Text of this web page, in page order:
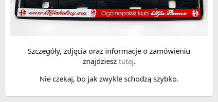
Szczegóły, zdjęcia oraz informacje o zamówieniu
znajdziesz tutaj.
Nie czekaj, bo jak zwykle schodzą szybko.